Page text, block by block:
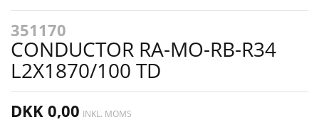
351170
CONDUCTOR RA-MO-RB-R34
L2X1870/100 TD
DKK 0,00 INKL. MOMS